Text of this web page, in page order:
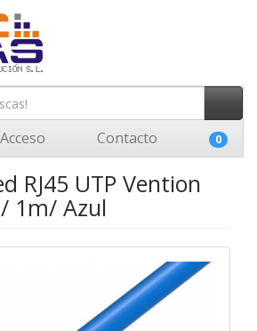
Acceso Contacto 0
RJ45 UTP Vention
1m/ Azul